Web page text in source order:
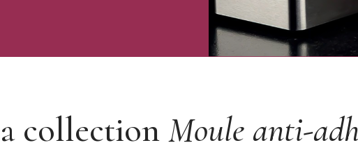
collection Moule anti-